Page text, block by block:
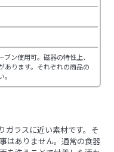
ン使用可。磁器の特性上、
あります。それぞれの商品の
ガラスに近い素材です。そ
はありません。通常の食器